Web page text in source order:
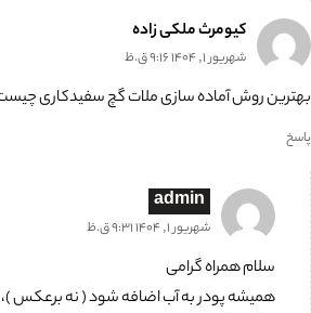
کیومرث ملکی زاده
شهریور 1, 1404 9:16 ق.ظ
بهترین روش آماده سازی ملات گچ سفیدکاری
پاسخ
admin
شهریور 1, 1404 9:31 ق.ظ
سلام همراه گرامی